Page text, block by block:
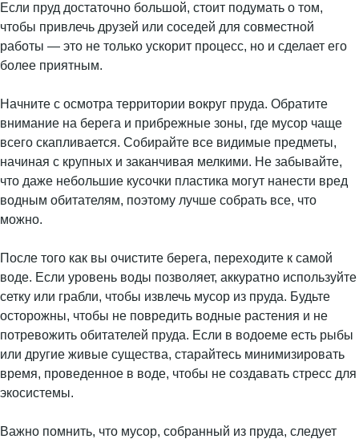
Если пруд достаточно большой, стоит подумать о том,
чтобы привлечь друзей или соседей для совместной
работы — это не только ускорит процесс, но и сделает его
более приятным.
Начните с осмотра территории вокруг пруда. Обратите
внимание на берега и прибрежные зоны, где мусор чаще
всего скапливается. Собирайте все видимые предметы,
начиная с крупных и заканчивая мелкими. Не забывайте,
что даже небольшие кусочки пластика могут нанести вред
водным обитателям, поэтому лучше собрать все, что
можно.
После того как вы очистите берега, переходите к самой
воде. Если уровень воды позволяет, аккуратно используйте
сетку или грабли, чтобы извлечь мусор из пруда. Будьте
осторожны, чтобы не повредить водные растения и не
потревожить обитателей пруда. Если в водоеме есть рыбы
или другие живые существа, старайтесь минимизировать
время, проведенное в воде, чтобы не создавать стресс для
экосистемы.
Важно помнить, что мусор, собранный из пруда, следует